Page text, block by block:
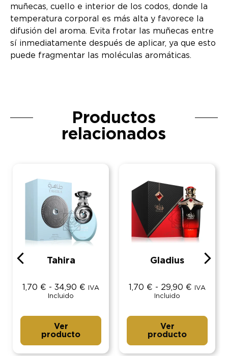
muñecas, cuello e interior de los codos, donde la
temperatura corporal es más alta y favorece la
difusión del aroma. Evita frotar las muñecas entre
sí inmediatamente después de aplicar, ya que esto
puede fragmentar las moléculas aromáticas.
Productos
relacionados
Tahira
1,70 € - 34,90 €
IVA
Incluido
Ver
producto
Gladius
1,70 € - 29,90 €
IVA
Incluido
Ver
producto